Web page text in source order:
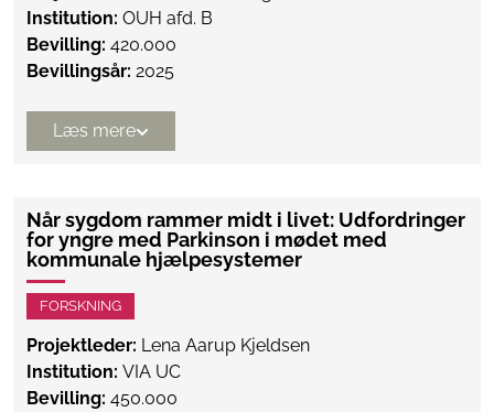
Institution: OUH afd. B
Bevilling: 420.000
Bevillingsår: 2025
Læs mere
Når sygdom rammer midt i livet: Udfordringer
for yngre med Parkinson i mødet med
kommunale hjælpesystemer
FORSKNING
Projektleder: Lena Aarup Kjeldsen
Institution: VIA UC
Bevilling: 450.000